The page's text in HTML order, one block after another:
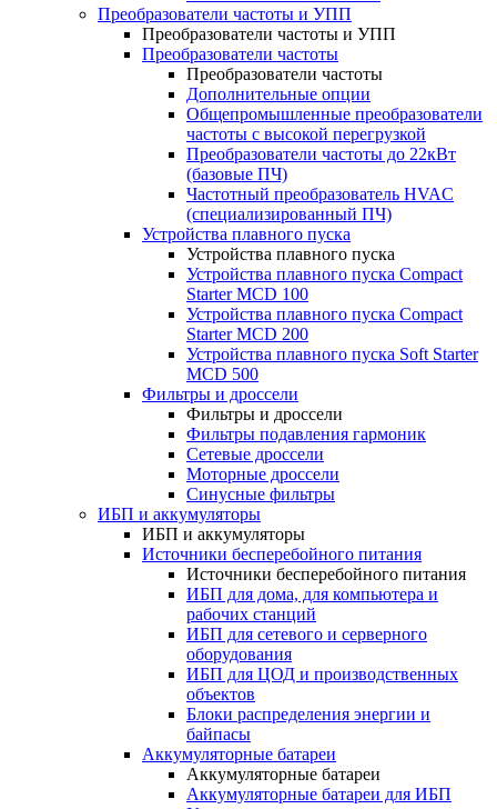
Преобразователи частоты и УПП
Преобразователи частоты и УПП
Преобразователи частоты
Преобразователи частоты
Дополнительные опции
Общепромышленные преобразователи
частоты с высокой перегрузкой
Преобразователи частоты до 22кВт
(базовые ПЧ)
Частотный преобразователь HVAC
(специализированный ПЧ)
Устройства плавного пуска
Устройства плавного пуска
Устройства плавного пуска Compact
Starter MCD 100
Устройства плавного пуска Compact
Starter MCD 200
Устройства плавного пуска Soft Starter
MCD 500
Фильтры и дроссели
Фильтры и дроссели
Фильтры подавления гармоник
Сетевые дроссели
Моторные дроссели
Синусные фильтры
ИБП и аккумуляторы
ИБП и аккумуляторы
Источники бесперебойного питания
Источники бесперебойного питания
ИБП для дома, для компьютера и
рабочих станций
ИБП для сетевого и серверного
оборудования
ИБП для ЦОД и производственных
объектов
Блоки распределения энергии и
байпасы
Аккумуляторные батареи
Аккумуляторные батареи
Аккумуляторные батареи для ИБП